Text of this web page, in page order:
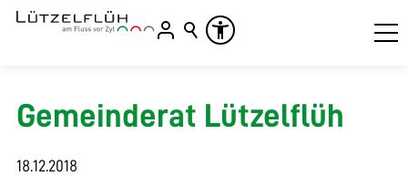
Gemeinderat Lützelflüh
18.12.2018